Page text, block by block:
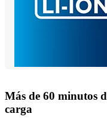
Más de 60 minutos
carga